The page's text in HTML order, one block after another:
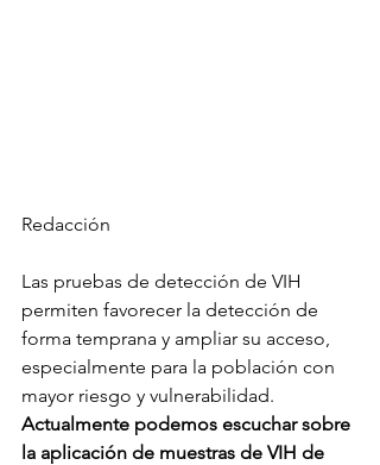
Redacción
Las pruebas de detección de VIH
permiten favorecer la detección de
forma temprana y ampliar su acceso,
especialmente para la población con
mayor riesgo y vulnerabilidad.
Actualmente podemos escuchar sobre
la aplicación de muestras de VIH de